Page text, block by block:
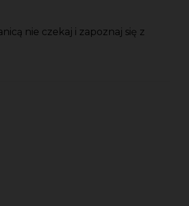
nie czekaj i zapoznaj się z